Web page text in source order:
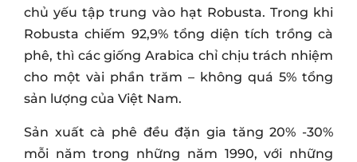
chủ yếu tập trung vào hạt Robusta. Trong khi
Robusta chiếm 92,9% tổng diện tích trồng cà
phê, thì các giống Arabica chỉ chịu trách nhiệm
cho một vài phần trăm – không quá 5% tổng
sản lượng của Việt Nam.
Sản xuất cà phê đều đặn gia tăng 20% ​​-30%
mỗi năm trong những năm 1990, với những